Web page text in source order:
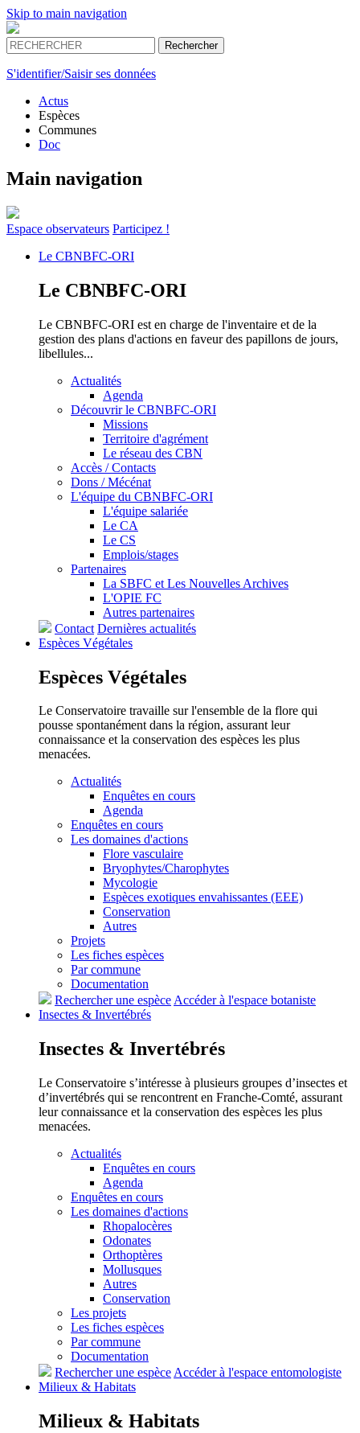
Skip to main navigation
S'identifier/Saisir ses données
Actus
Espèces
Communes
Doc
Main navigation
Espace observateurs Participez !
Le CBNBFC-ORI
Le CBNBFC-ORI
Le CBNBFC-ORI est en charge de l'inventaire et de la
gestion des plans d'actions en faveur des papillons de jours,
libellules...
Actualités
Agenda
Découvrir le CBNBFC-ORI
Missions
Territoire d'agrément
Le réseau des CBN
Accès / Contacts
Dons / Mécénat
L'équipe du CBNBFC-ORI
L'équipe salariée
Le CA
Le CS
Emplois/stages
Partenaires
La SBFC et Les Nouvelles Archives
L'OPIE FC
Autres partenaires
Contact Dernières actualités
Espèces Végétales
Espèces Végétales
Le Conservatoire travaille sur l'ensemble de la flore qui
pousse spontanément dans la région, assurant leur
connaissance et la conservation des espèces les plus
menacées.
Actualités
Enquêtes en cours
Agenda
Enquêtes en cours
Les domaines d'actions
Flore vasculaire
Bryophytes/Charophytes
Mycologie
Espèces exotiques envahissantes (EEE)
Conservation
Autres
Projets
Les fiches espèces
Par commune
Documentation
Rechercher une espèceAccéder à l'espace botaniste
Insectes & Invertébrés
Insectes & Invertébrés
Le Conservatoire s’intéresse à plusieurs groupes d’insectes et
d’invertébrés qui se rencontrent en Franche-Comté, assurant
leur connaissance et la conservation des espèces les plus
menacées.
Actualités
Enquêtes en cours
Agenda
Enquêtes en cours
Les domaines d'actions
Rhopalocères
Odonates
Orthoptères
Mollusques
Autres
Conservation
Les projets
Les fiches espèces
Par commune
Documentation
Rechercher une espèce Accéder à l'espace entomologiste
Milieux & Habitats
Milieux & Habitats